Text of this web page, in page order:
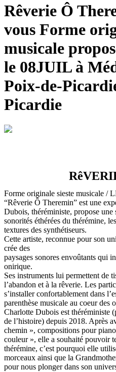
Rêverie Ô
vous Forme
musicale
le 08JUIL à
Poix-de-
Picardie
Forme originale sieste musicale
“Rêverie Ô Theremin” est une
Dubois, théréministe, propose une
sonorités éthérées du thérémine,
textures des synthétiseurs.
Cette artiste, reconnue pour son
crée des
paysages sonores envoûtants qui
onirique.
Ses instruments lui permettent de
l’abandon et à la rêverie. Les
s’installer confortablement dans
parenthèse musicale au coeur des
Charlotte Dubois est théréministe
de l’histoire) depuis 2018. Après
chemin », compositions pour
couleur », elle a souhaité pouvoir
thérémine, c’est pourquoi elle
morceaux ainsi que la
pour nous plonger dans son